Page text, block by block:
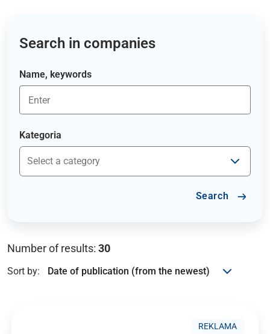
Search in companies
Name, keywords
Kategoria
Search
Number of results: 30
Sort by:
REKLAMA